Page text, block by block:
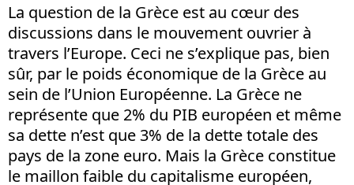
La question de la Grèce est au cœur des
discussions dans le mouvement ouvrier à
travers l’Europe. Ceci ne s’explique pas, bien
sûr, par le poids économique de la Grèce au
sein de l’Union Européenne. La Grèce ne
représente que 2% du PIB européen et même
sa dette n’est que 3% de la dette totale des
pays de la zone euro. Mais la Grèce constitue
le maillon faible du capitalisme européen,